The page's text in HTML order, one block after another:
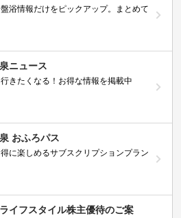
浴情報だけをピックアップ。まとめて
ニュース
きたくなる！お得な情報を掲載中
おふろパス
に楽しめるサブスクリプションプラン
ライフスタイル株主優待のご案